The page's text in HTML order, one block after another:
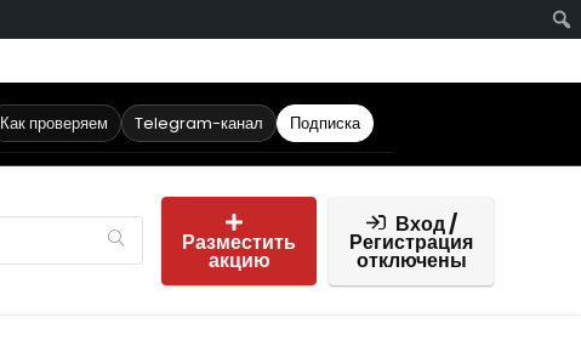
Как проверяем Telegram-канал Подписка
Разместить
акцию
Вход /
Регистрация
отключены